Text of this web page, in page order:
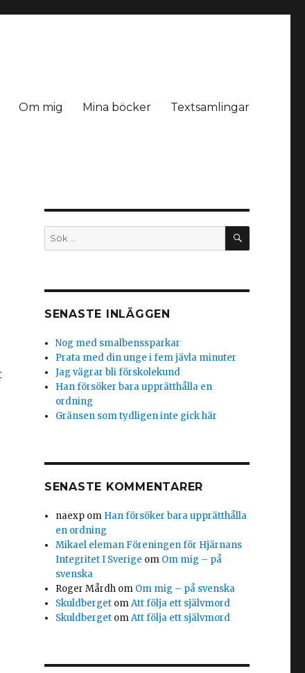
Om mig Mina böcker Textsamlingar
Sök
efter:
SÖK
SENASTE INLÄGGEN
Nog med smalbenssparkar
Prata med din unge i fem jävla minuter
Jag vägrar bli förskolekund
Han försöker bara upprätthålla en
ordning
Gränsen som tydligen inte gick här
SENASTE KOMMENTARER
naexp om Han försöker bara upprätthålla
en ordning
Mikael eleman Föreningen för Hjärnans
Integritet I Sverige om Om mig – på
svenska
Roger Mårdh om Om mig – på svenska
Skuldberget omAtt följa ett självmord
Skuldberget omAtt följa ett självmord